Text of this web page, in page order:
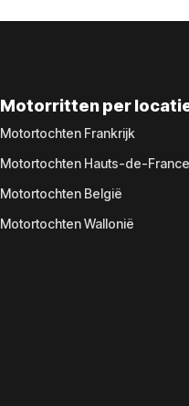
Motorritten per
Motortochten Frankrijk
Motortochten Hauts-de-France
Motortochten België
Motortochten Wallonië